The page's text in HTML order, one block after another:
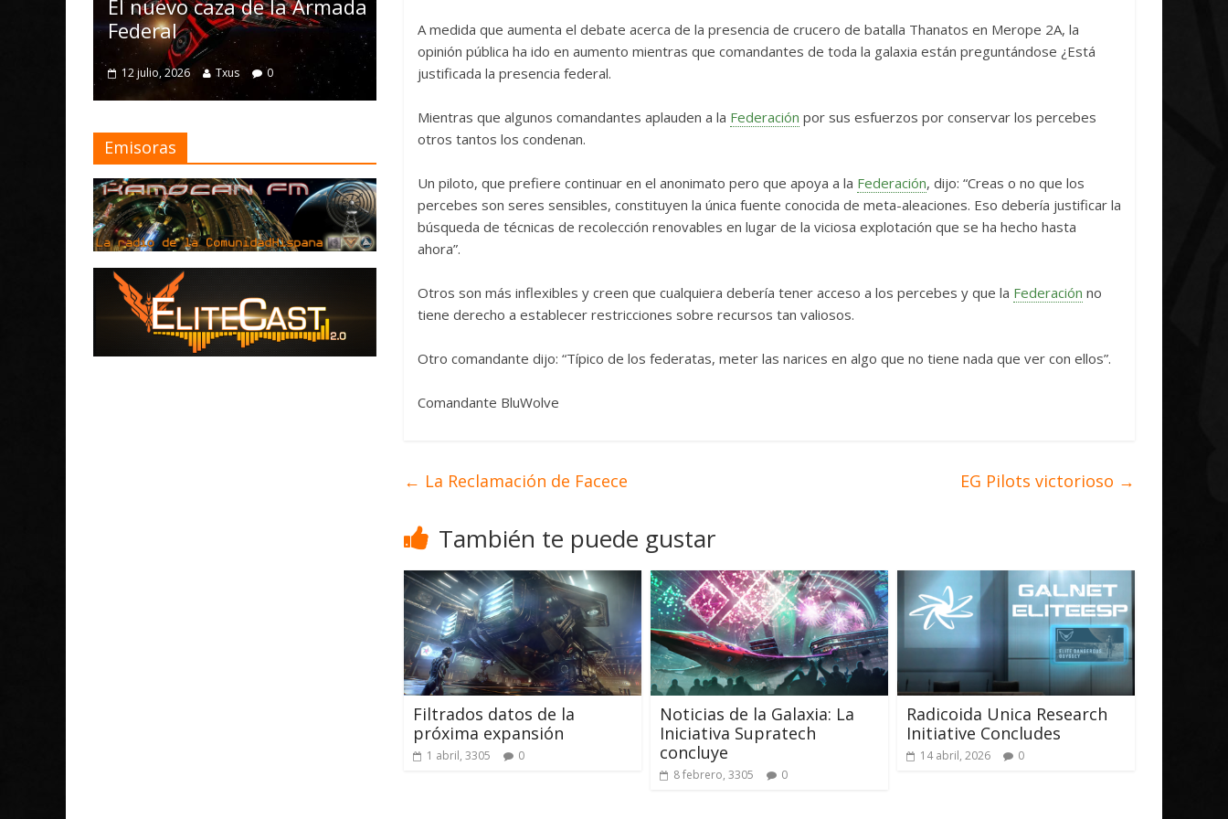
A medida que aumenta el debate acerca de la presencia de crucero de batalla Thanatos en Merope 2A, la
opinión pública ha ido en aumento mientras que comandantes de toda la galaxia están preguntándose ¿Está
justificada la presencia federal.
Mientras que algunos comandantes aplauden a la Federación por sus esfuerzos por conservar los percebes
otros tantos los condenan.
Un piloto, que prefiere continuar en el anonimato pero que apoya a la Federación, dijo: “Creas o no que los
percebes son seres sensibles, constituyen la única fuente conocida de meta-aleaciones. Eso debería justificar la
búsqueda de técnicas de recolección renovables en lugar de la viciosa explotación que se ha hecho hasta
ahora”.
Otros son más inflexibles y creen que cualquiera debería tener acceso a los percebes y que la Federación no
tiene derecho a establecer restricciones sobre recursos tan valiosos.
Otro comandante dijo: “Típico de los federatas, meter las narices en algo que no tiene nada que ver con ellos”.
Comandante BluWolve
← La Reclamación de Facece EG Pilots victorioso →
También te puede gustar
Filtrados datos de la
próxima expansión
1 abril, 3305 0
Noticias de la Galaxia: La
Iniciativa Supratech
concluye
8 febrero, 3305 0
Radicoida Unica Research
Initiative Concludes
14 abril, 2026 0
caza de la Armada
mejoras
4 julio, 2026 Txus 0
Mayo de 2026
28 mayo, 2026
14 abril, 2026 Txus 0 7 abril, 2026
Emisoras